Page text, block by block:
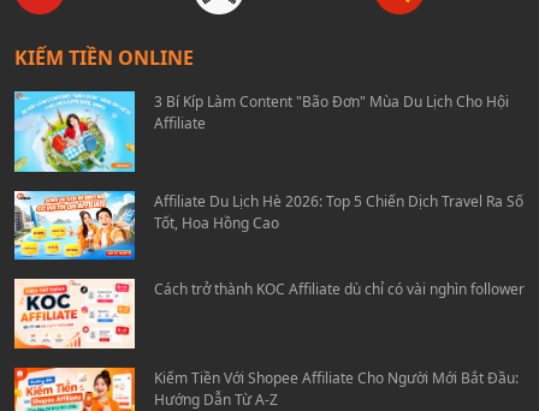
KIẾM TIỀN ONLINE
3 Bí Kíp Làm Content "Bão Đơn" Mùa Du Lịch Cho Hội
Affiliate
Affiliate Du Lịch Hè 2026: Top 5 Chiến Dịch Travel Ra Số
Tốt, Hoa Hồng Cao
Cách trở thành KOC Affiliate dù chỉ có vài nghìn follower
Kiếm Tiền Với Shopee Affiliate Cho Người Mới Bắt Đầu:
Hướng Dẫn Từ A-Z